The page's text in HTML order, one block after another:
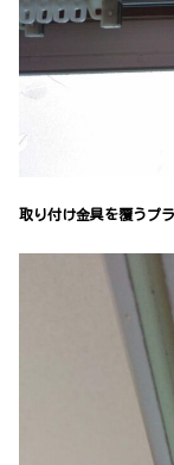
取り付け金具を覆うプ